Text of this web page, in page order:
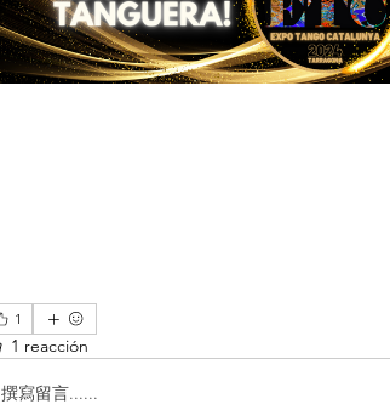
1
1 reacción
撰寫留言......